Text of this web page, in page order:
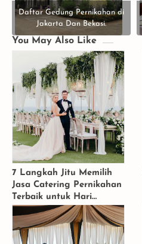
Daftar Gedung Pernikahan di
Jakarta Dan Bekasi.
You May Also Like
7 Langkah Jitu Memilih
Jasa Catering Pernikahan
Terbaik untuk Hari
Bahagiamu di Jakarta